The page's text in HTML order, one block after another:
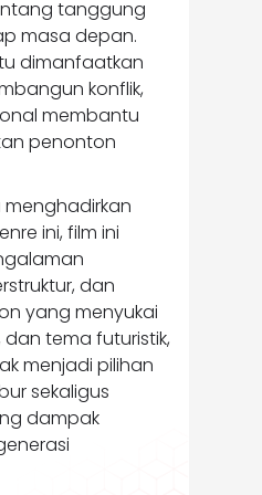
tanggung
masa depan.
dimanfaatkan
konflik,
membantu
penonton
menghadirkan
ini, film ini
dan
yang menyukai
tema futuristik,
menjadi pilihan
sekaligus
dampak